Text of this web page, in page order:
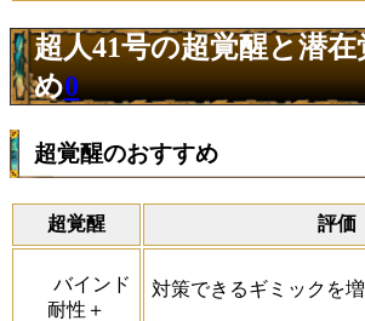
超人41号の超覚醒と潜
め0
超覚醒のおすすめ
超覚醒 評価
バインド
耐性＋
対策できるギミックを増